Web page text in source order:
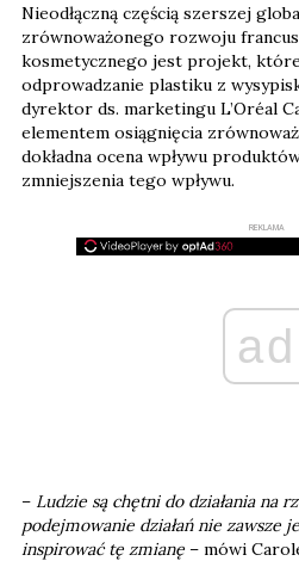
Nieodłączną częścią szerszej
zrównoważonego rozwoju
kosmetycznego jest projekt,
odprowadzanie plastiku z
dyrektor ds. marketingu L’Oréal
elementem osiągnięcia
dokładna ocena wpływu
zmniejszenia tego wpływu.
REKLAMA
ad
– Ludzie są chętni do działania na
podejmowanie działań nie zawsze
inspirować tę zmianę – mówi